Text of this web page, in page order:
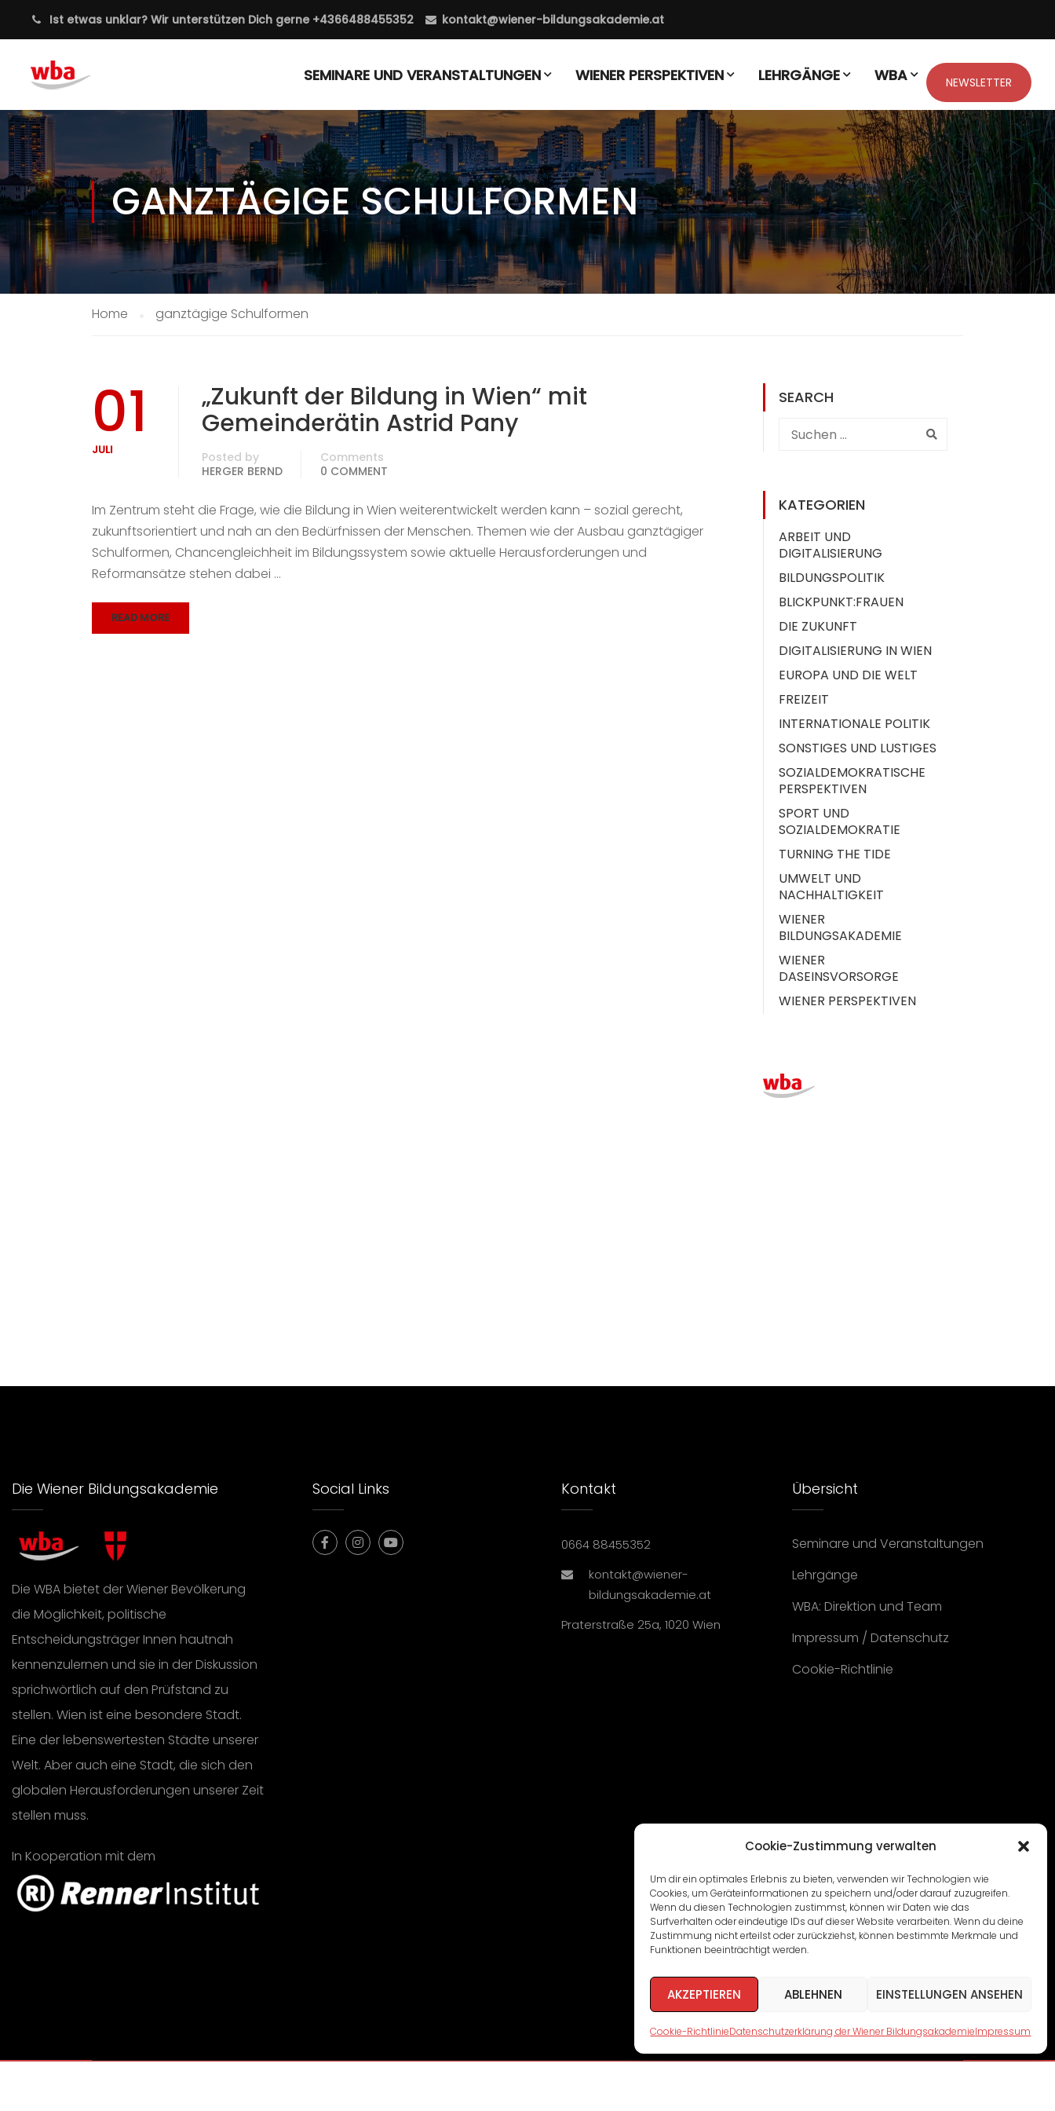
Cookie-Zustimmung verwalten
Um dir ein optimales Erlebnis zu bieten, verwenden wir Technologien wie
Cookies, um Geräteinformationen zu speichern und/oder darauf zuzugreifen.
Wenn du diesen Technologien zustimmst, können wir Daten wie das
Surfverhalten oder eindeutige IDs auf dieser Website verarbeiten. Wenn du deine
Zustimmung nicht erteilst oder zurückziehst, können bestimmte Merkmale und
Funktionen beeinträchtigt werden.
AKZEPTIEREN ABLEHNEN EINSTELLUNGEN ANSEHEN
Cookie-RichtlinieDatenschutzerklärung der Wiener BildungsakademieImpressum
Ist etwas unklar? Wir unterstützen Dich gerne+4366488455352 kontakt@wiener-bildungsakademie.at
SEMINARE UND VERANSTALTUNGEN WIENER PERSPEKTIVEN LEHRGÄNGE WBA NEWSLETTER
GANZTÄGIGE SCHULFORMEN
Home ganztägige Schulformen
01
JULI
„Zukunft der Bildung in Wien“ mit
Gemeinderätin Astrid Pany
Posted by
HERGER BERND
Comments
0 COMMENT
Im Zentrum steht die Frage, wie die Bildung in Wien weiterentwickelt werden kann – sozial gerecht,
zukunftsorientiert und nah an den Bedürfnissen der Menschen. Themen wie der Ausbau ganztägiger
Schulformen, Chancengleichheit im Bildungssystem sowie aktuelle Herausforderungen und
Reformansätze stehen dabei …
READ MORE
SEARCH
KATEGORIEN
ARBEIT UND
DIGITALISIERUNG
BILDUNGSPOLITIK
BLICKPUNKT:FRAUEN
DIE ZUKUNFT
DIGITALISIERUNG IN WIEN
EUROPA UND DIE WELT
FREIZEIT
INTERNATIONALE POLITIK
SONSTIGES UND LUSTIGES
SOZIALDEMOKRATISCHE
PERSPEKTIVEN
SPORT UND
SOZIALDEMOKRATIE
TURNING THE TIDE
UMWELT UND
NACHHALTIGKEIT
WIENER
BILDUNGSAKADEMIE
WIENER
DASEINSVORSORGE
WIENER PERSPEKTIVEN
Die Wiener Bildungsakademie
Die WBA bietet der Wiener Bevölkerung
die Möglichkeit, politische
Entscheidungsträger Innen hautnah
kennenzulernen und sie in der Diskussion
sprichwörtlich auf den Prüfstand zu
stellen. Wien ist eine besondere Stadt.
Eine der lebenswertesten Städte unserer
Welt. Aber auch eine Stadt, die sich den
globalen Herausforderungen unserer Zeit
stellen muss.
In Kooperation mit dem
Social Links Kontakt
0664 88455352
kontakt@wiener-
bildungsakademie.at
Praterstraße 25a, 1020 Wien
Übersicht
Seminare und Veranstaltungen
Lehrgänge
WBA: Direktion und Team
Impressum / Datenschutz
Cookie-Richtlinie